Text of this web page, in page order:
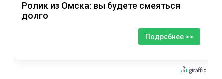
Ролик из Омска: вы будете смеяться
долго
Подробнее >>